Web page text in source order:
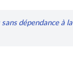
dépendance à la